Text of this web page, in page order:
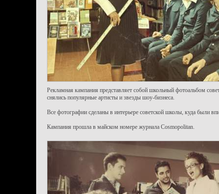
Рекламная кампания представляет собой школьный фотоальбом
снялись популярные артисты и звезды шоу-бизнеса.
Все фотографии сделаны в интерьере советской школы, куда были
Кампания прошла в майском номере журнала Cosmopolitan.